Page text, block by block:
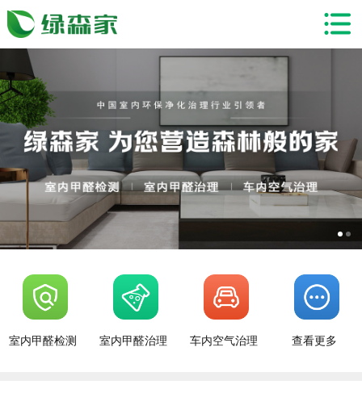
室内甲醛检测 室内甲醛治理 车内空气治理 查看更多